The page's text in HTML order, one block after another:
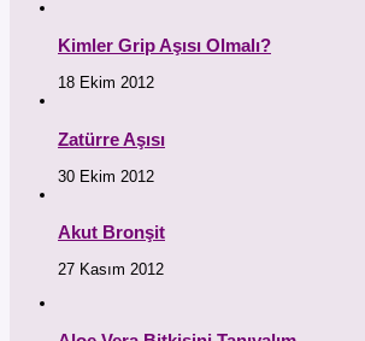
Kimler Grip Aşısı Olmalı?
18 Ekim 2012
Zatürre Aşısı
30 Ekim 2012
Akut Bronşit
27 Kasım 2012